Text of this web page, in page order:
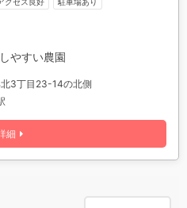
細
クセス良好 駐車場あり
やすい農園
3丁目23-14の北側